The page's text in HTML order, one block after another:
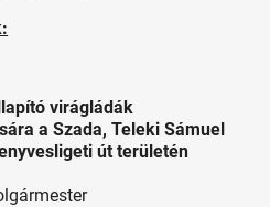
virágládák
a Szada, Teleki Sámuel
út területén